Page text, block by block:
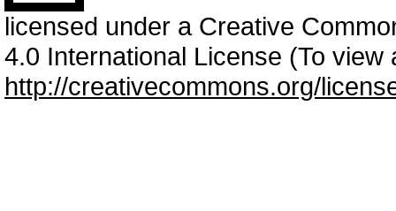
licensed under a Creative
4.0 International License (To
http://creativecommons.org/